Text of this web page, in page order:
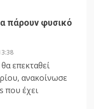
πάρουν φυσικό
επεκταθεί
ανακοίνωσε
που έχει